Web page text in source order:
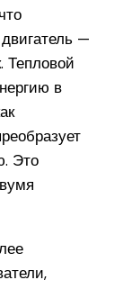
—
Тепловой
в
Это